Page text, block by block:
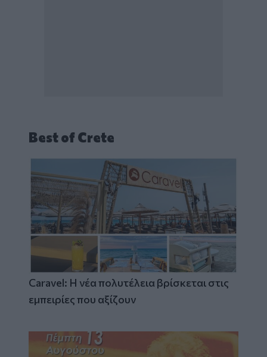
Best of Crete
Caravel: Η νέα πολυτέλεια βρίσκεται στις
εμπειρίες που αξίζουν